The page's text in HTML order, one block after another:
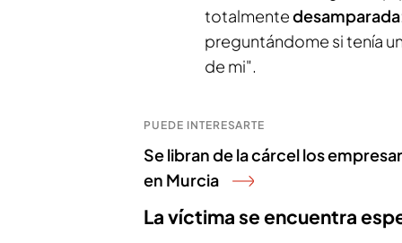
totalmentedesamparada
preguntándome si tenía
de mi".
PUEDE INTERESARTE
Se libran de la cárcel los
en Murcia
La víctima se encuentra